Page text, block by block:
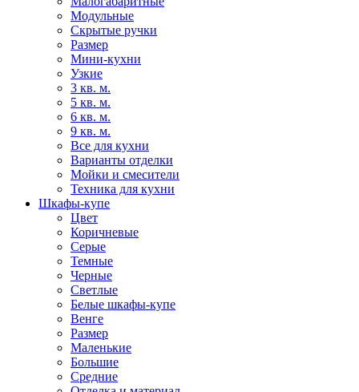
Модульные
Скрытые ручки
Размер
Мини-кухни
Узкие
3 кв. м.
5 кв. м.
6 кв. м.
9 кв. м.
Все для кухни
Варианты отделки
Мойки и смесители
Техника для кухни
Шкафы-купе
Цвет
Коричневые
Серые
Темные
Черные
Светлые
Белые шкафы-купе
Венге
Размер
Маленькие
Большие
Средние